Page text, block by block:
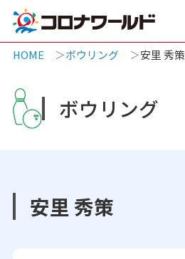
HOME ボウリング 安里 秀策
ボウリング
安里 秀策